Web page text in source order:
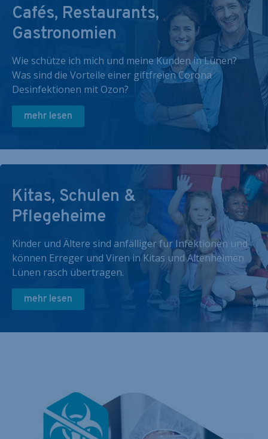
Cafés, Restaurants,
Gastronomien
Wie schütze ich mich und meine Kunden in Lünen?
Was sind die Vorteile einer giftfreien Corona
Desinfektionen mit Ozon?
mehr lesen
Kitas, Schulen &
Pflegeheime
Kinder und Ältere sind anfälliger für Infektionen und
können Erreger und Viren in Kitas und Altenheimen
Lünen rasch übertragen.
mehr lesen